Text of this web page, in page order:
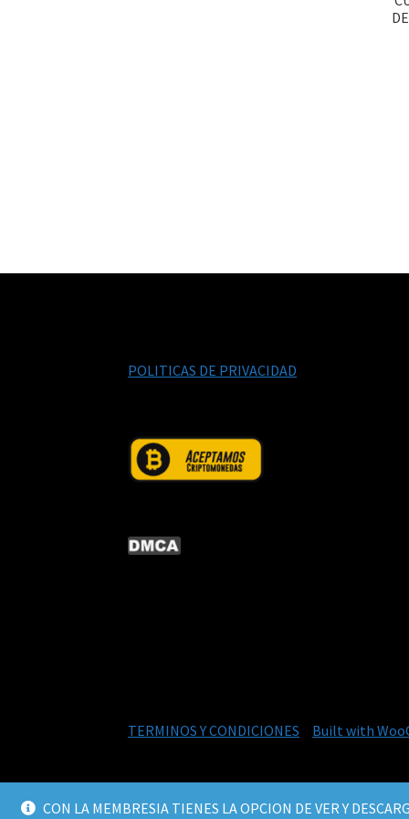
CON LA MEMBRESIA TIENES LA OPCION DE VER Y
POLITICAS DE PRIVACIDAD
TERMINOS Y CONDICIONES
Built with